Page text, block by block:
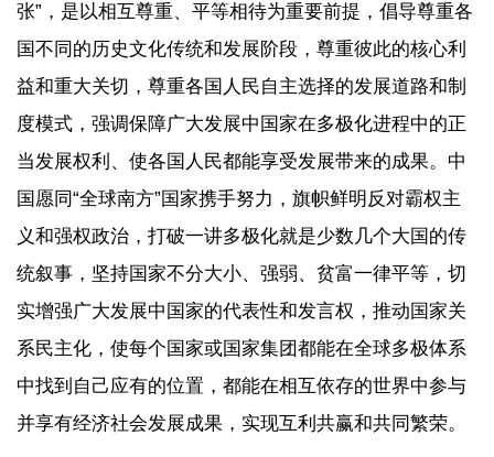
张”，是以相互尊重、平等相待为重要前提，倡导尊重各
国不同的历史文化传统和发展阶段，尊重彼此的核心利
益和重大关切，尊重各国人民自主选择的发展道路和制
度模式，强调保障广大发展中国家在多极化进程中的正
当发展权利、使各国人民都能享受发展带来的成果。中
国愿同“全球南方”国家携手努力，旗帜鲜明反对霸权主
义和强权政治，打破一讲多极化就是少数几个大国的传
统叙事，坚持国家不分大小、强弱、贫富一律平等，切
实增强广大发展中国家的代表性和发言权，推动国家关
系民主化，使每个国家或国家集团都能在全球多极体系
中找到自己应有的位置，都能在相互依存的世界中参与
并享有经济社会发展成果，实现互利共赢和共同繁荣。